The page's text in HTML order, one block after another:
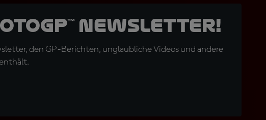
Newsletter!
den GP-Berichten, unglaubliche Videos und andere